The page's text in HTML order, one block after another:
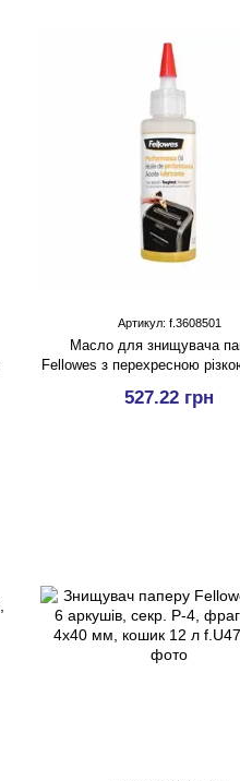
Артикул: f.3608501
Масло для знищувача
Fellowes з перехресною
527.22 грн